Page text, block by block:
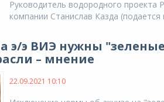
Руководитель водородного проекта
компании Станислав Казда (подается
э/э ВИЭ нужны
– мнение
22.09.2021 10:10